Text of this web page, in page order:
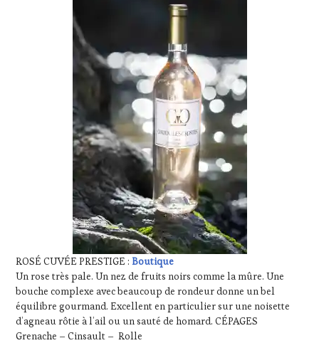
ROSÉ CUVÉE PRESTIGE : Boutique
Un rose très pale. Un nez de fruits noirs comme la mûre. Une
bouche complexe avec beaucoup de rondeur donne un bel
équilibre gourmand. Excellent en particulier sur une noisette
d’agneau rôtie à l’ail ou un sauté de homard. CÉPAGES
Grenache – Cinsault – Rolle